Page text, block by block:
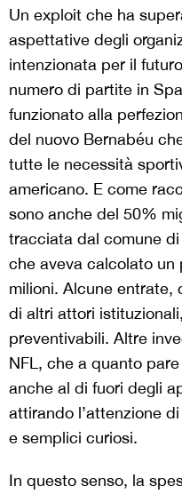
Un exploit che ha
aspettative degli
intenzionata per il
numero di partite in
funzionato alla
del nuovo Bernabéu
tutte le necessità
americano. E come
sono anche del 50%
tracciata dal comune
che aveva calcolato un
milioni. Alcune entrate,
di altri attori
preventivabili. Altre
NFL, che a quanto
anche al di fuori degli
attirando l’attenzione
e semplici curiosi.
In questo senso, la